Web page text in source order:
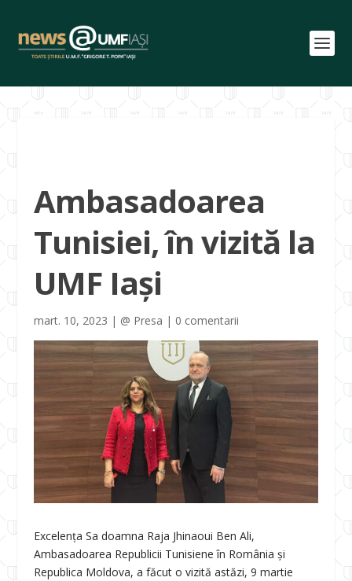
Ambasadoarea
Tunisiei, în vizită la
UMF Iași
mart. 10, 2023 | @ Presa | 0 comentarii
Excelenţa Sa doamna Raja Jhinaoui Ben Ali,
Ambasadoarea Republicii Tunisiene în România și
Republica Moldova, a făcut o vizită astăzi, 9 martie